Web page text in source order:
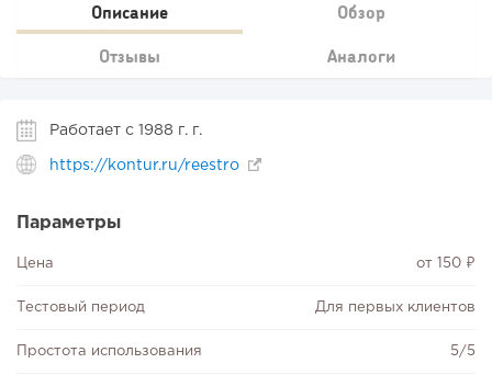
Описание Обзор
Отзывы Аналоги
Работает с 1988 г. г.
https://kontur.ru/reestro
Параметры
Цена от 150 ₽
Тестовый период Для первых клиентов
Простота использования 5/5